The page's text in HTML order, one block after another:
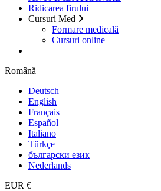
Ridicarea firului
Cursuri Med
Formare medicală
Cursuri online
Română
Deutsch
English
Français
Español
Italiano
Türkçe
български език
Nederlands
EUR €